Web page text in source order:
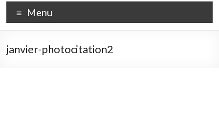
Menu
janvier-photocitation2